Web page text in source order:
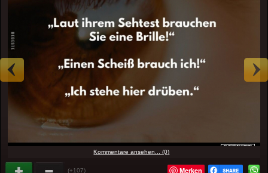
Kommentare ansehen... (0)
(+107) Merken